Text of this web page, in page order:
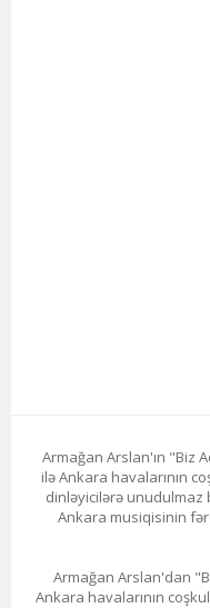
Armağan Arslan'ın "Biz
ilə Ankara havalarının
dinləyicilərə unudulmaz
Ankara musiqisinin
Armağan Arslan'dan
Ankara havalarının